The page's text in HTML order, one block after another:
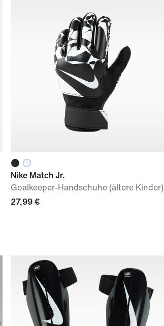
Nike Match Jr.
Goalkeeper-Handschuhe (ältere Kinder)
27,99 €